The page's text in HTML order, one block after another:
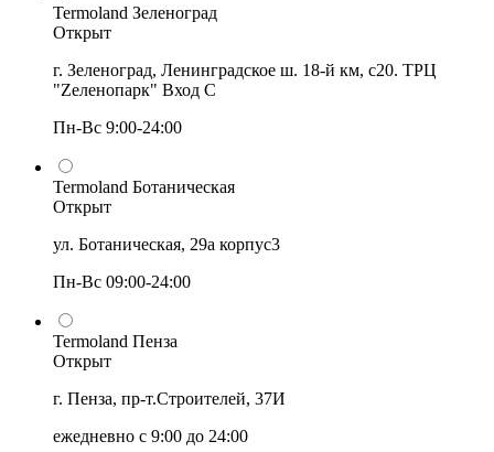
Termoland Зеленоград
Открыт
г. Зеленоград, Ленинградское ш. 18-й км, с20. ТРЦ
"Zеленопарк" Вход С
Пн-Вс 9:00-24:00
Termoland Ботаническая
Открыт
ул. Ботаническая, 29а корпус3
Пн-Вс 09:00-24:00
Termoland Пенза
Открыт
г. Пенза, пр-т.Строителей, 37И
ежедневно с 9:00 до 24:00